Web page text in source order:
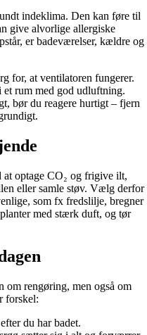
indeklima. Den kan føre til
give alvorlige allergiske
er badeværelser, kældre og
for, at ventilatoren fungerer.
rum med god udluftning.
bør du reagere hurtigt – fjern
optage CO₂ og frigive ilt,
eller samle støv. Vælg derfor
som fx fredslilje, bregner
med stærk duft, og tør
rengøring, men også om
forskel:
du har badet.